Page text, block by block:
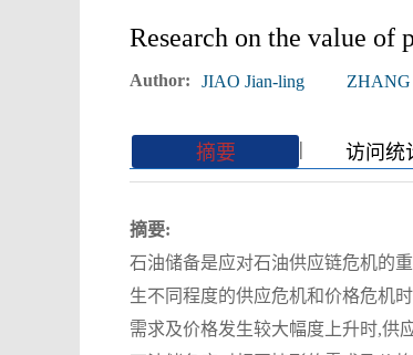
Research on the value of
Author: JIAO Jian-ling ZHANG
摘要 || 访问统
摘要:
石油储备是应对石油供应链危机的
生不同程度的供应危机和价格危机
需求及价格发生较大幅度上升时,供